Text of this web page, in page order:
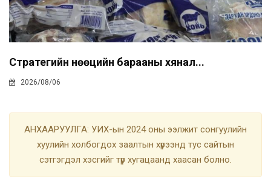
Стратегийн нөөцийн барааны хянал...
2026/08/06
АНХААРУУЛГА: УИХ-ын 2024 оны ээлжит сонгуулийн
хуулийн холбогдох заалтын хүрээнд тус сайтын
сэтгэгдэл хэсгийг түр хугацаанд хаасан болно.